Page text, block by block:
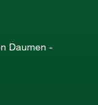
Daumen -